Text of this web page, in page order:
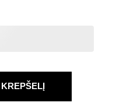
KREPŠELĮ